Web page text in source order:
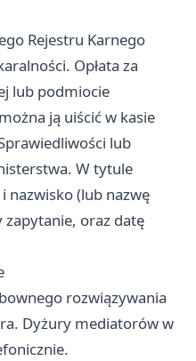
Rejestru Karnego
Opłata za
lub podmiocie
ją uiścić w kasie
lub
W tytule
nazwisko (lub nazwę
oraz datę
rozwiązywania
Dyżury mediatorów w